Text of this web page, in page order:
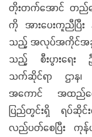
တိုးတက်အောင် တည်ဆော
ကို အားပေးကူညီပြီ
သည့် အလုပ်အကိုင်အခွင့်
သည့် စီးပွားရေး ဦ
သက်ဆိုင်ရာ ဌာန၊
အကောင် အထည်ဖ
ပြည်တွင်းရှိ ရပ်ဆို
လည်ပတ်စေပြီး ကုန်